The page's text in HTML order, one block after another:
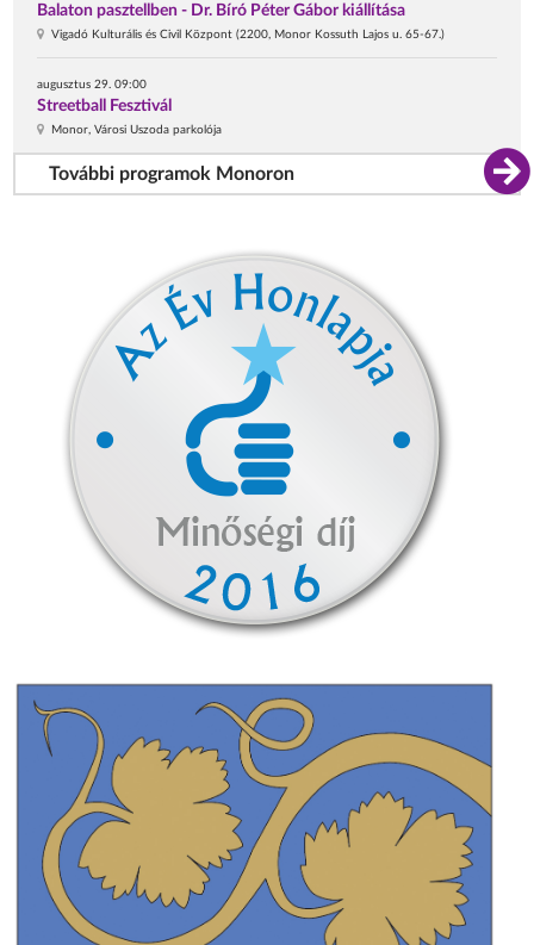
Balaton pasztellben - Dr. Bíró Péter Gábor kiállítása
Vigadó Kulturális és Civil Központ (2200, Monor Kossuth Lajos u. 65-67.)
augusztus 29. 09:00
Streetball Fesztivál
Monor, Városi Uszoda parkolója
További programok Monoron